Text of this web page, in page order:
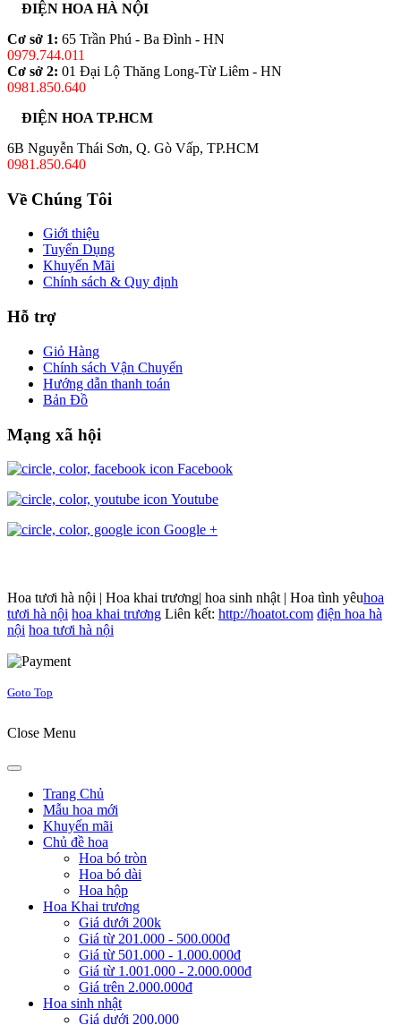
ĐIỆN HOA HÀ NỘI
Cơ sở 1: 65 Trần Phú - Ba Đình - HN
0979.744.011
Cơ sở 2: 01 Đại Lộ Thăng Long-Từ Liêm - HN
0981.850.640
ĐIỆN HOA TP.HCM
6B Nguyễn Thái Sơn, Q. Gò Vấp, TP.HCM
0981.850.640
Về Chúng Tôi
Giới thiệu
Tuyển Dụng
Khuyến Mãi
Chính sách & Quy định
Hỗ trợ
Giỏ Hàng
Chính sách Vận Chuyển
Hướng dẫn thanh toán
Bản Đồ
Mạng xã hội
Facebook
Youtube
Google +
Hoa tươi hà nội | Hoa khai trương| hoa sinh nhật | Hoa tình yêuhoa
tươi hà nội hoa khai trương Liên kết: http://hoatot.com điện hoa hà
nội hoa tươi hà nội
Goto Top
Close Menu
Trang Chủ
Mẫu hoa mới
Khuyến mãi
Chủ đề hoa
Hoa bó tròn
Hoa bó dài
Hoa hộp
Hoa Khai trương
Giá dưới 200k
Giá từ 201.000 - 500.000đ
Giá từ 501.000 - 1.000.000đ
Giá từ 1.001.000 - 2.000.000đ
Giá trên 2.000.000đ
Hoa sinh nhật
Giá dưới 200.000